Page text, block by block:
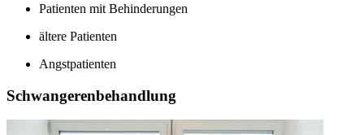
Patienten mit Behinderungen
ältere Patienten
Angstpatienten
Schwangerenbehandlung